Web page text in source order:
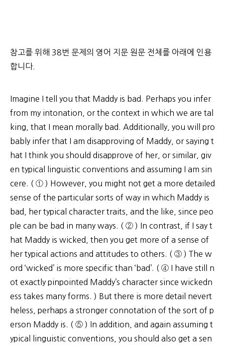
참고를 위해 38번 문제의 영어 지문 원문 전체를 아래에 인용
합니다.
Imagine I tell you that Maddy is bad. Perhaps you infer
from my intonation, or the context in which we are tal
king, that I mean morally bad. Additionally, you will pro
bably infer that I am disapproving of Maddy, or saying t
hat I think you should disapprove of her, or similar, giv
en typical linguistic conventions and assuming I am sin
cere. ( ① ) However, you might not get a more detailed
sense of the particular sorts of way in which Maddy is
bad, her typical character traits, and the like, since peo
ple can be bad in many ways. ( ② ) In contrast, if I say t
hat Maddy is wicked, then you get more of a sense of
her typical actions and attitudes to others. ( ③ ) The w
ord ‘wicked’ is more specific than ‘bad’. ( ④ I have still n
ot exactly pinpointed Maddy’s character since wickedn
ess takes many forms. ) But there is more detail nevert
heless, perhaps a stronger connotation of the sort of p
erson Maddy is. ( ⑤ ) In addition, and again assuming t
ypical linguistic conventions, you should also get a sen